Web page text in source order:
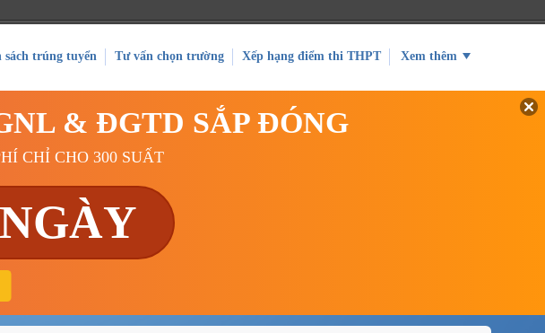
sách trúng tuyển Tư vấn chọn trường Xếp hạng điểm thi THPT Xem thêm
& ĐGTD SẮP ĐÓNG
CHỈ CHO 300 SUẤT